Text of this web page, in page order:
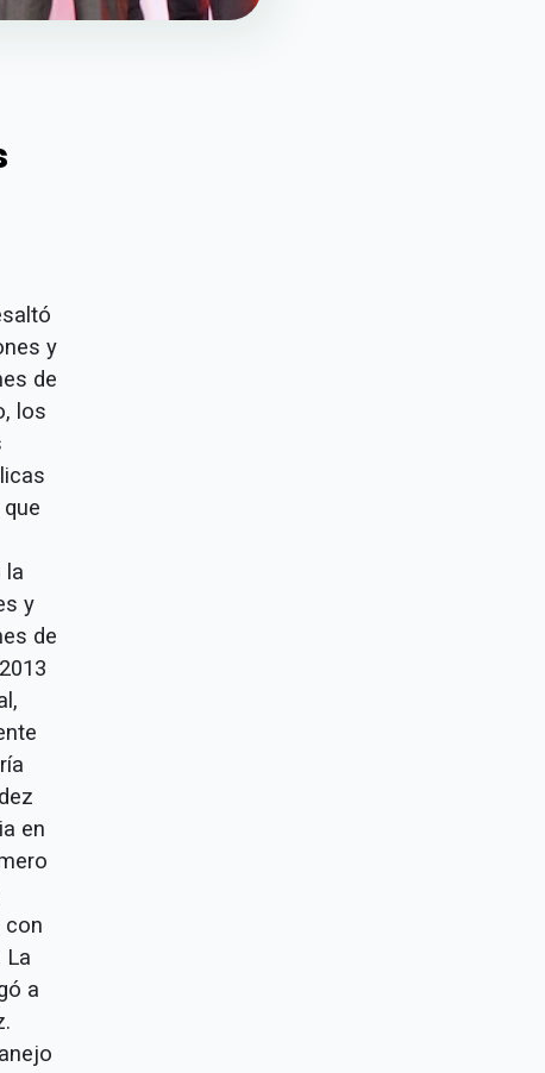
y
de
los
la
y
de
en
con
La
a